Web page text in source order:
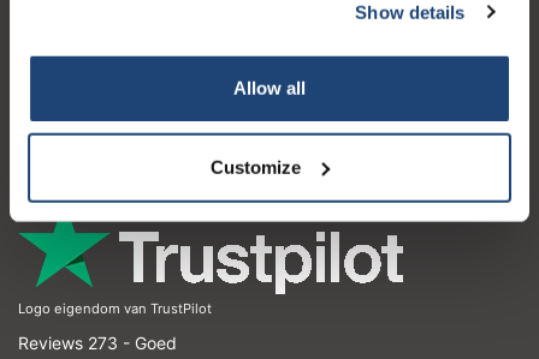
Show details
Allow all
Customize
Contactgegevens
Logo eigendom van TrustPilot
Reviews 273 - Goed